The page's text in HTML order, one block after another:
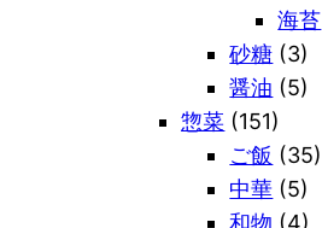
海苔
砂糖 (3)
醤油 (5)
惣菜 (151)
ご飯 (35)
中華 (5)
和物 (4)